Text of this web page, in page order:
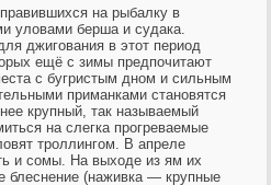
на рыбалку в
уловами берша и судака.
джигования в этот период
ещё с зимы предпочитают
с бугристым дном и сильным
приманками становятся
крупный, так называемый
на слегка прогреваемые
троллингом. В апреле
и сомы. На выходе из ям их
блеснение (наживка — крупные